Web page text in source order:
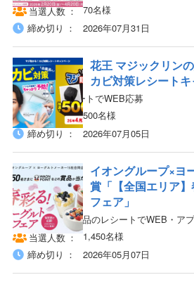
当選人数
70名様
締め切り
2026年07月31日
花王 マジックリン
カビ対策レシートキ
対象商品のレシートでWEB応募
当選人数
500名様
締め切り
2026年07月05日
イオングループ×ヨ
賞「【全国エリア
フェア」
対象店舗×対象商品のレシートでWEB・ア
当選人数
1,450名様
締め切り
2026年05月07日